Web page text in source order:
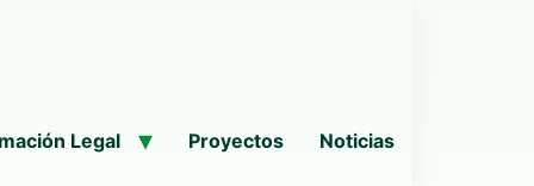
Legal Proyectos Noticias